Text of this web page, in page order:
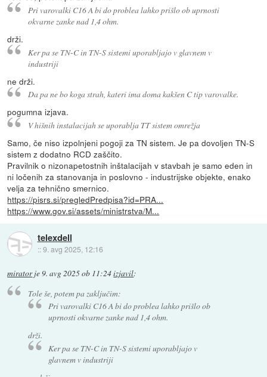
Pri varovalki C16 A bi do problea lahko prišlo ob uprnosti
okvarne zanke nad 1,4 ohm.
drži.
Ker pa se TN-C in TN-S sistemi uporabljajo v glavnem v
industriji
ne drži.
Da pa ne bo koga strah, kateri ima doma kakšen C tip varovalke.
pogumna izjava.
V hišnih instalacijah se uporablja TT sistem omrežja
Samo, če niso izpolnjeni pogoji za TN sistem. Je pa dovoljen TN-S
sistem z dodatno RCD zaščito.
Pravilnik o nizonapetostnih inštalacijah v stavbah je samo eden in
ni ločenih za stanovanja in poslovno - industrijske objekte, enako
velja za tehnično smernico.
https://pisrs.si/pregledPredpisa?id=PRA...
https://www.gov.si/assets/ministrstva/M...
telexdell
::9. avg 2025, 12:16
miratorje9. avg 2025 ob 11:24izjavil:
Tole še, potem pa zaključim:
Pri varovalki C16 A bi do problea lahko prišlo ob
uprnosti okvarne zanke nad 1,4 ohm.
drži.
Ker pa se TN-C in TN-S sistemi uporabljajo v
glavnem v industriji